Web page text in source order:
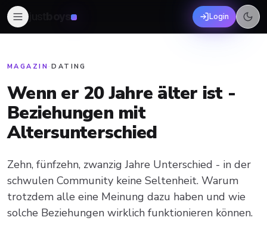
boys Login
MAGAZIN ·DATING
Wenn er 20 Jahre älter ist -
Beziehungen mit
Altersunterschied
Zehn, fünfzehn, zwanzig Jahre Unterschied - in der
schwulen Community keine Seltenheit. Warum
trotzdem alle eine Meinung dazu haben und wie
solche Beziehungen wirklich funktionieren können.